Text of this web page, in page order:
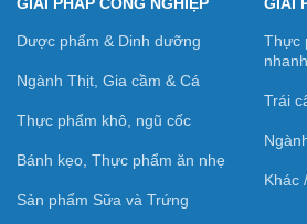
Dược phẩm & Dinh dưỡng
Ngành Thịt, Gia cầm & Cá
Thực phẩm khô, ngũ cốc
Bánh kẹo, Thực phẩm ăn nhẹ
Sản phẩm Sữa và Trứng
Thực
nhanh
Trái
Khác